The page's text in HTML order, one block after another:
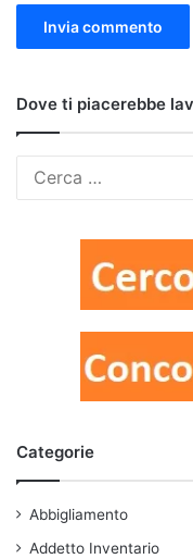
Dove ti piacerebbe
Categorie
Abbigliamento
Addetto Inventario